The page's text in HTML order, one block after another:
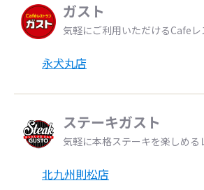
ガスト
気軽にご利用いただけるCafeレ
永犬丸店
ステーキガスト
気軽に本格ステーキを楽しめる
北九州則松店